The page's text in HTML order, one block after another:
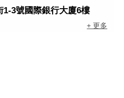
1-3號國際銀行大廈6樓
+ 更多